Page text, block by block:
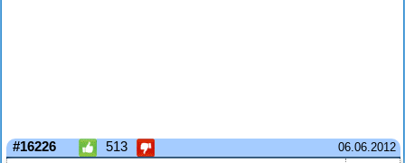
06.06.2012
#16226 513